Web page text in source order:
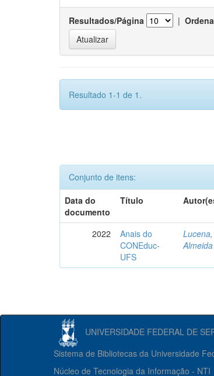
Resultados/Página |
Resultado 1-1 de 1.
Conjunto de itens:
Data do
documento
Título
2022
Anais do
CONEduc-
UFS
UNIVERSIDADE FEDERAL DE
Sistema de Bibliotecas da Universidade
Núcleo de Tecnologia da Informação - NTI